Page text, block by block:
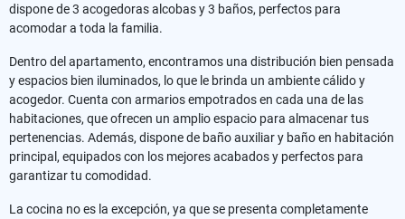
dispone de 3 acogedoras alcobas y 3 baños, perfectos para
acomodar a toda la familia.
Dentro del apartamento, encontramos una distribución bien pensada
y espacios bien iluminados, lo que le brinda un ambiente cálido y
acogedor. Cuenta con armarios empotrados en cada una de las
habitaciones, que ofrecen un amplio espacio para almacenar tus
pertenencias. Además, dispone de baño auxiliar y baño en habitación
principal, equipados con los mejores acabados y perfectos para
garantizar tu comodidad.
La cocina no es la excepción, ya que se presenta completamente